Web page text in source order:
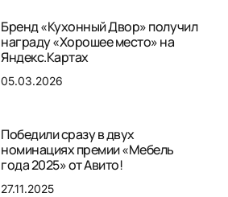
Бренд «Кухонный Двор» получил
награду «Хорошее место» на
Яндекс.Картах
05.03.2026
Победили сразу в двух
номинациях премии «Мебель
года 2025» от Авито!
27.11.2025